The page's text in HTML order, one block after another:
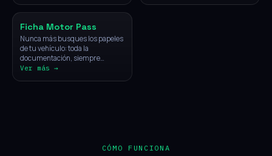
Vehículos
Ficha Motor Pass
Nunca más busques los papeles
de tu vehículo: toda la
documentación, siempre
disponible con un solo toque.
Ver más →
CÓMO FUNCIONA